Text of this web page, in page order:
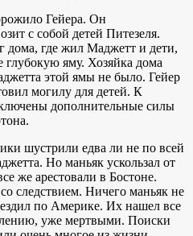
Гейера. Он
с собой детей Питезеля.
дома, где жил Маджетт и дети,
глубокую яму. Хозяйка дома
этой ямы не было. Гейер
могилу для детей. К
дополнительные силы
шустрили едва ли не по всей
Но маньяк ускользал от
же арестовали в Бостоне.
следствием. Ничего маньяк не
по Америке. Их нашел все
уже мертвыми. Поиски